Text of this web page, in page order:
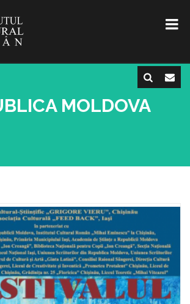
MOLDOVA